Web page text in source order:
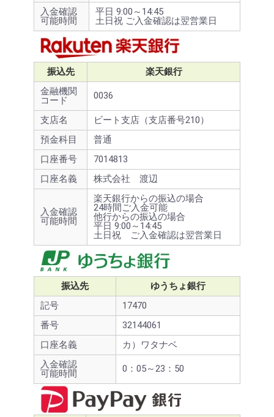
入金確認
可能時間
平日 9:00～14:45
土日祝 ご入金確認は翌営業日
振込先
楽天銀行
金融機関
コード
0036
支店名
ビート支店（支店番号210）
預金科目
普通
口座番号
7014813
口座名義
株式会社 渡辺
入金確認
可能時間
楽天銀行からの振込の場合
24時間ご入金可能
他行からの振込の場合
平日 9:00～14:45
土日祝 ご入金確認は翌営業日
振込先
ゆうちょ銀行
記号
17470
番号
32144061
口座名義
カ）ワタナベ
入金確認
可能時間
0：05～23：50